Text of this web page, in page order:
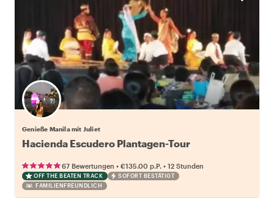
Genieße Manila mit Juliet
Hacienda Escudero Plantagen-Tour
67 Bewertungen • €135.00 p.P. • 12 Stunden
OFF THE BEATEN TRACK
SOFORT BESTÄTIGT
FAMILIENFREUNDLICH